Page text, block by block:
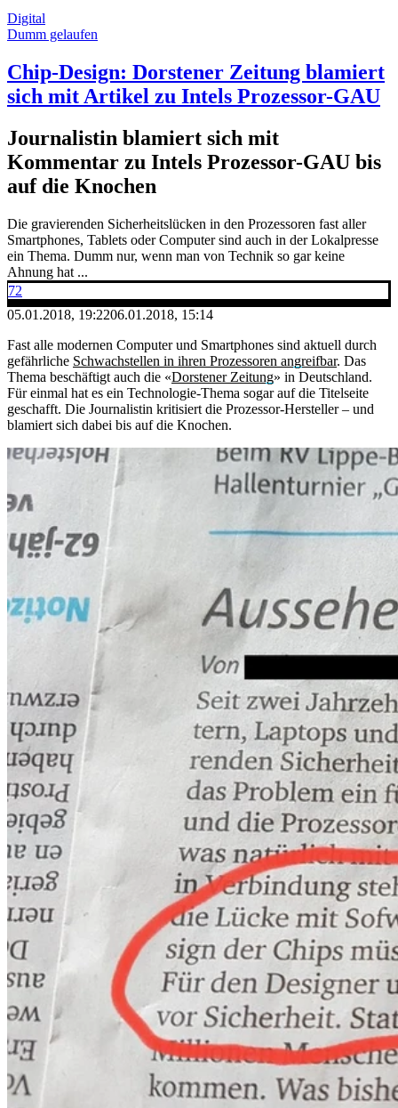
Digital
Dumm gelaufen
Chip-Design: Dorstener Zeitung blamiert
sich mit Artikel zu Intels Prozessor-GAU
Journalistin blamiert sich mit
Kommentar zu Intels Prozessor-GAU bis
auf die Knochen
Die gravierenden Sicherheitslücken in den Prozessoren fast aller
Smartphones, Tablets oder Computer sind auch in der Lokalpresse
ein Thema. Dumm nur, wenn man von Technik so gar keine
Ahnung hat ...
72
05.01.2018, 19:2206.01.2018, 15:14
Fast alle modernen Computer und Smartphones sind aktuell durch
gefährliche Schwachstellen in ihren Prozessoren angreifbar. Das
Thema beschäftigt auch die «Dorstener Zeitung» in Deutschland.
Für einmal hat es ein Technologie-Thema sogar auf die Titelseite
geschafft. Die Journalistin kritisiert die Prozessor-Hersteller – und
blamiert sich dabei bis auf die Knochen.